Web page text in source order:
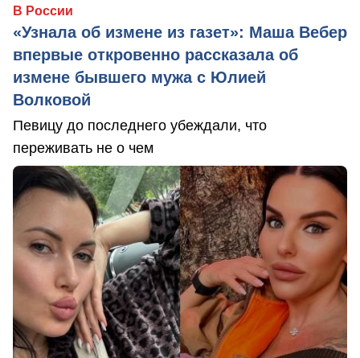
В России
«Узнала об измене из газет»: Маша Вебер
впервые откровенно рассказала об
измене бывшего мужа с Юлией
Волковой
Певицу до последнего убеждали, что
переживать не о чем